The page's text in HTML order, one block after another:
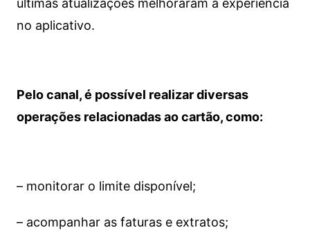
últimas atualizações melhoraram a experiência
no aplicativo.
Pelo canal, é possível realizar diversas
operações relacionadas ao cartão, como:
– monitorar o limite disponível;
– acompanhar as faturas e extratos;